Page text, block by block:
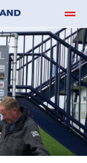
Contact